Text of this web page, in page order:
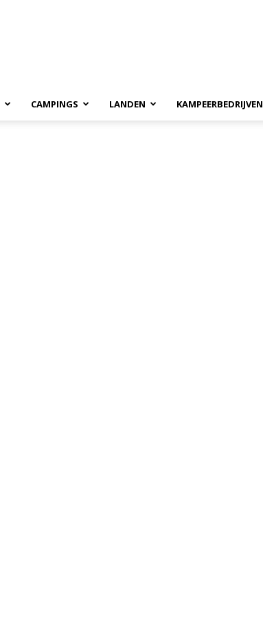
CAMPINGS LANDEN KAMPEERBEDRIJVEN